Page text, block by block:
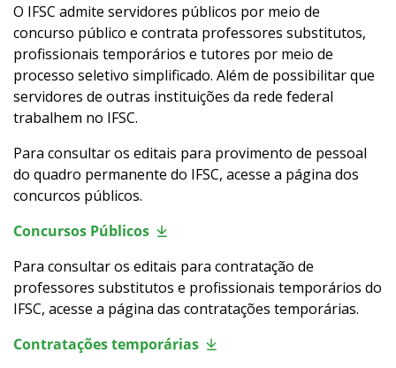
O IFSC admite servidores públicos por meio de
concurso público e contrata professores substitutos,
profissionais temporários e tutores por meio de
processo seletivo simplificado. Além de possibilitar que
servidores de outras instituições da rede federal
trabalhem no IFSC.
Para consultar os editais para provimento de pessoal
do quadro permanente do IFSC, acesse a página dos
concurcos públicos.
Concursos Públicos
Para consultaros editais para contratação de
professores substitutos e profissionais temporários do
IFSC, acesse a página das contratações temporárias.
Contratações temporárias